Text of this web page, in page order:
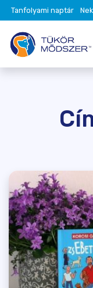
Tanfolyami naptár